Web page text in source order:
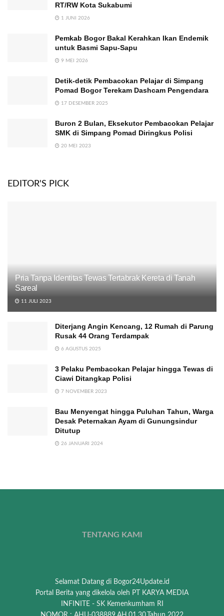
RT/RW Kota Sukabumi
1 JUNI 2026
Pemkab Bogor Bakal Kerahkan Ikan Endemik
untuk Basmi Sapu-Sapu
9 MEI 2026
Detik-detik Pembacokan Pelajar di Simpang
Pomad Bogor Terekam Dashcam Pengendara
17 DESEMBER 2025
Buron 2 Bulan, Eksekutor Pembacokan Pelajar
SMK di Simpang Pomad Diringkus Polisi
20 MEI 2023
EDITOR'S PICK
Pria Tanpa Identitas Tewas Tertabrak Kereta di Tanah
Sareal
11 JULI 2023
Diterjang Angin Kencang, 12 Rumah di Parung
Rusak 44 Orang Terdampak
6 AGUSTUS 2025
3 Pelaku Pembacokan Pelajar hingga Tewas di
Ciawi Ditangkap Polisi
7 NOVEMBER 2023
Bau Menyengat hingga Puluhan Tahun, Warga
Desak Peternakan Ayam di Gunungsindur
Ditutup
26 JANUARI 2024
TENTANG KAMI
Selamat Datang di Bogor24Update.id
Portal Berita yang dikelola oleh PT KARYA MEDIA
INFINITE - SK Kemenkumham RI